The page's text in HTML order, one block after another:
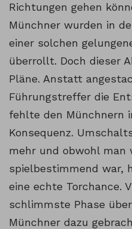
Richtungen gehen
Münchner wurden in
einer solchen
überrollt. Doch dieser
Pläne. Anstatt
Führungstreffer die
fehlte den Münchnern
Konsequenz.
mehr und obwohl man
spielbestimmend war,
eine echte Torchance.
schlimmste Phase
Münchner dazu